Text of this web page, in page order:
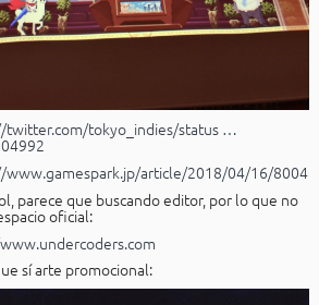
twitter.com/tokyo_indies/status …
www.gamespark.jp/article/2018/04/16/
parece que buscando editor, por lo que no
oficial:
sí arte promocional: